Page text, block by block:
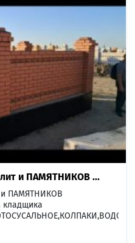
и ПАМЯТНИКОВ ...
и ПАМЯТНИКОВ
кладщика